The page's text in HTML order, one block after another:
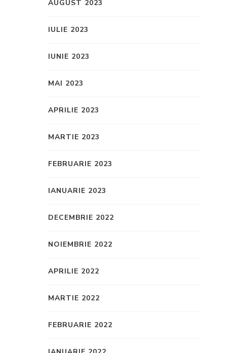
AUGUST 2023
IULIE 2023
IUNIE 2023
MAI 2023
APRILIE 2023
MARTIE 2023
FEBRUARIE 2023
IANUARIE 2023
DECEMBRIE 2022
NOIEMBRIE 2022
APRILIE 2022
MARTIE 2022
FEBRUARIE 2022